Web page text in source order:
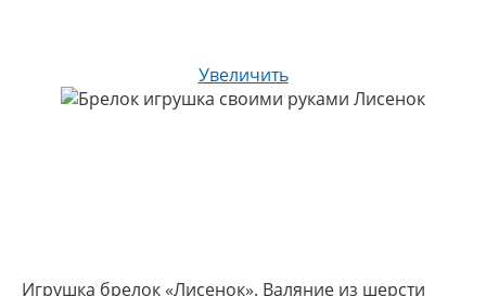
Увеличить
Игрушка брелок «Лисенок». Валяние из шерсти